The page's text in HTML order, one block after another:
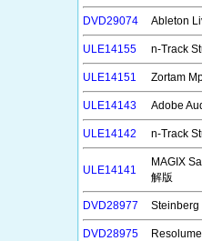
DVD29074 Ableton
ULE14155 n-Track
ULE14151 Zortam
ULE14143 Adobe
ULE14142 n-Track
ULE14141
MAGIX
解版
DVD28977 Steinberg
DVD28975